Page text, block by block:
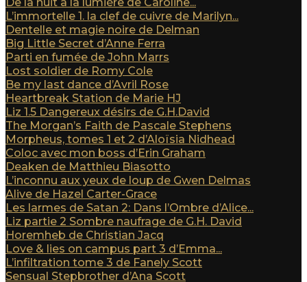
L’immortelle 1. la clef de cuivre de Marilyn...
Dentelle et magie noire de Delman
Big Little Secret d’Anne Ferra
Parti en fumée de John Marrs
Lost soldier de Romy Cole
Be my last dance d’Avril Rose
Heartbreak Station de Marie HJ
Liz 1.5 Dangereux désirs de G.H.David
The Morgan’s Faith de Pascale Stephens
Morpheus, tomes 1 et 2 d’Aloïsia Nidhead
Coloc avec mon boss d’Erin Graham
Deaken de Matthieu Biasotto
L’inconnu aux yeux de loup de Gwen Delmas
Alive de Hazel Carter-Grace
Les larmes de Satan 2: Dans l’Ombre d’Alice...
Liz partie 2 Sombre naufrage de G.H. David
Horemheb de Christian Jacq
Love & lies on campus part 3 d’Emma...
L’infiltration tome 3 de Fanely Scott
Sensual Stepbrother d’Ana Scott